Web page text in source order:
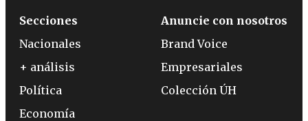
Secciones
Nacionales
+ análisis
Política
Economía
Anuncie con nosotros
Brand Voice
Empresariales
Colección ÚH